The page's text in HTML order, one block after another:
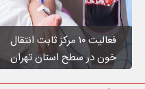
فعالیت ۱۰ مرکز ثابت انتقال
خون در سطح استان تهران